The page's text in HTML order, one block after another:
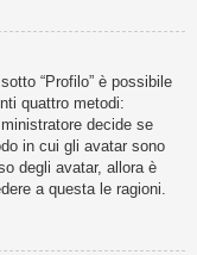
“Profilo” è possibile
quattro metodi:
decide se
in cui gli avatar sono
degli avatar, allora è
a questa le ragioni.